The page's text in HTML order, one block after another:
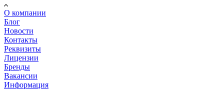
О компании
Блог
Новости
Контакты
Реквизиты
Лицензии
Бренды
Вакансии
Информация